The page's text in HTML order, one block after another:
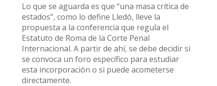
Lo que se aguarda es que “una masa crítica de
estados”, como lo define Lledó, lleve la
propuesta a la conferencia que regula el
Estatuto de Roma de la Corte Penal
Internacional. A partir de ahí, se debe decidir si
se convoca un foro específico para estudiar
esta incorporación o si puede acometerse
directamente.